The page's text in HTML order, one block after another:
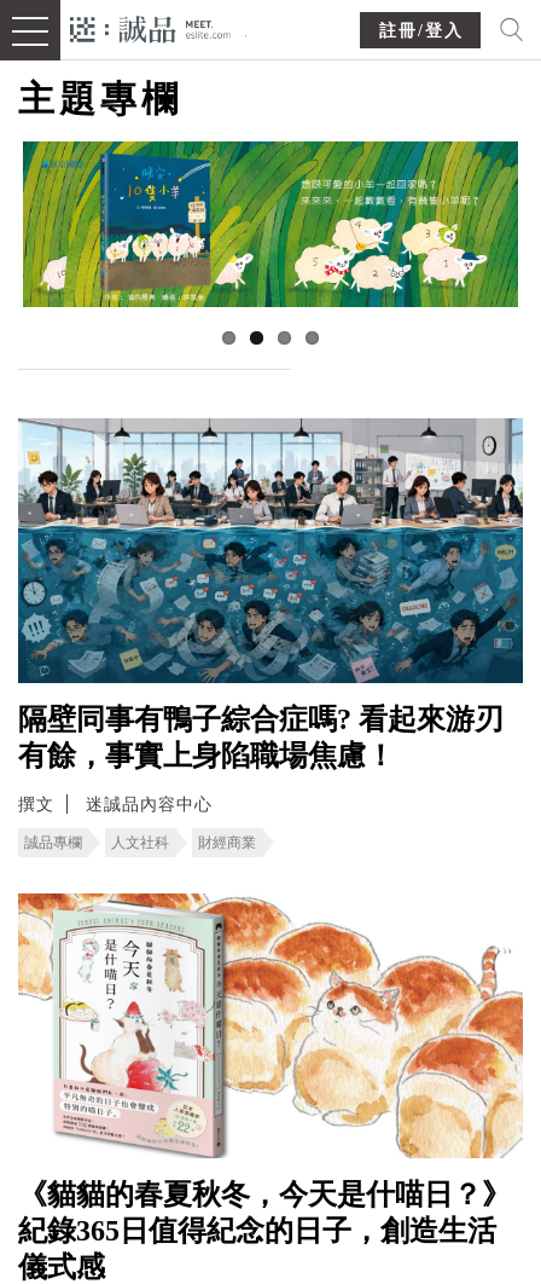
註冊/登入
主題專欄
隔壁同事有鴨子綜合症嗎? 看起來游刃
有餘，事實上身陷職場焦慮！
撰文 迷誠品內容中心
誠品專欄 人文社科 財經商業
《貓貓的春夏秋冬，今天是什喵日？》
紀錄365日值得紀念的日子，創造生活
儀式感